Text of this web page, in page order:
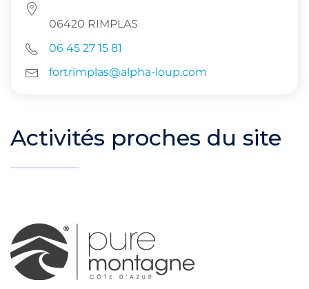
06420 RIMPLAS
06 45 27 15 81
fortrimplas@alpha-loup.com
Activités proches du site